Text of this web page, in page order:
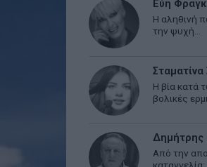
Εύη
Η αληθινή
την ψυχή…
Η βία κατά
βολικές
Δημήτρης
Από την